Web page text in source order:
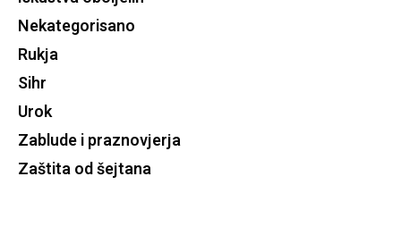
Nekategorisano
Rukja
Sihr
Urok
Zablude i praznovjerja
Zaštita od šejtana